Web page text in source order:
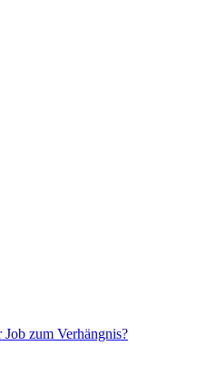
zum Verhängnis?